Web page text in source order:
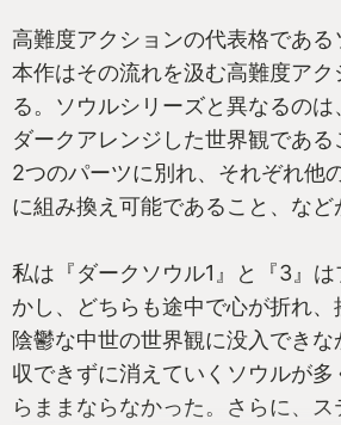
高難度アクションの代表格である
本作はその流れを汲む高難度ア
る。ソウルシリーズと異なるの
ダークアレンジした世界観であ
2つのパーツに別れ、それぞれ他
に組み換え可能であること、など
私は『ダークソウル1』と『3』
かし、どちらも途中で心が折れ、
陰鬱な中世の世界観に没入できな
収できずに消えていくソウルが
らままならなかった。さらに、